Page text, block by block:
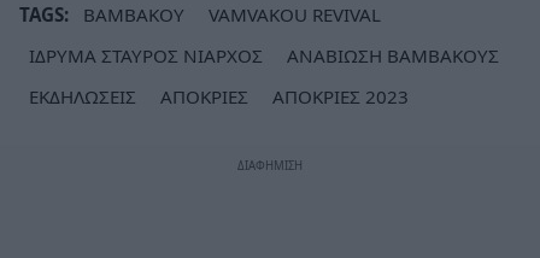
TAGS: ΒΑΜΒΑΚΟΥ
VAMVAKOU REVIVAL
ΙΔΡΥΜΑ ΣΤΑΥΡΟΣ ΝΙΑΡΧΟΣ
ΑΝΑΒΙΩΣΗ ΒΑΜΒΑΚΟΥΣ
ΕΚΔΗΛΩΣΕΙΣ
ΑΠΟΚΡΙΕΣ ΑΠΟΚΡΙΕΣ 2023